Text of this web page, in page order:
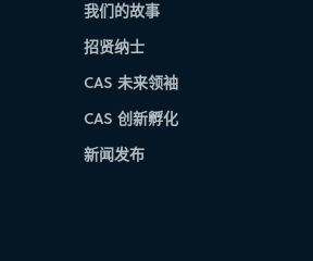
我们的故事
招贤纳士
CAS 未来领袖
CAS 创新孵化
新闻发布